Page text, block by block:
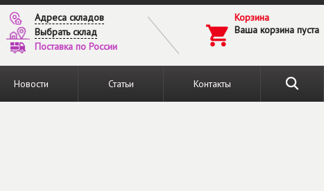
Адреса складов
Выбрать склад
Поставка по России
Корзина
Ваша корзина пуста
Новости Статьи Контакты